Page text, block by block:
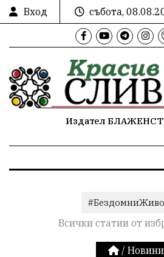
Вход
събота,
Издател
Всички статии от
/ Новини